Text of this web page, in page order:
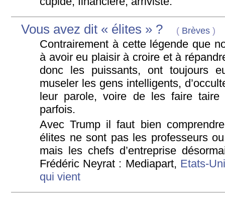
Vous avez dit « élites » ? ( Brèves )
Contrairement à cette légende que
à avoir eu plaisir à croire et à
donc les puissants, ont toujours
museler les gens intelligents,
leur parole, voire de les faire taire
parfois.
Avec Trump il faut bien
élites ne sont pas les professeurs
mais les chefs d’entreprise
Frédéric Neyrat : Mediapart, Etats-
qui vient